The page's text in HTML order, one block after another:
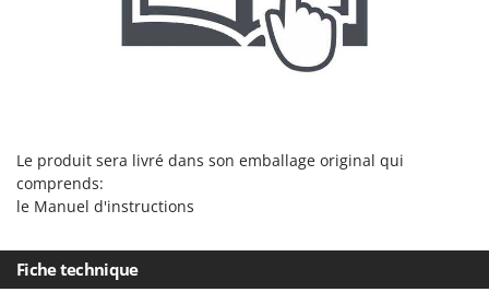
MOVA
Mowox
N
New O.M.R.A.
Le produit sera livré dans son emballage original qui
comprends:
le Manuel d'instructions
Fiche technique